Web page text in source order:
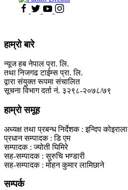
हाम्रो बारे
न्यूज हब नेपाल प्रा. लि.
तथा निजगढ टाईम्स प्रा. लि.
द्वारा संयुक्त रूपमा संचालित
सूचना विभाग दर्ता नं. ३२९८-२०७८/७९
हाम्रो समूह
अध्यक्ष तथा प्रबन्ध निर्देशक : इन्दिप कोइराला
प्रधान सम्पादक : डि एम
सम्पादक : ज्योती घिमिरे
सह-सम्पादक : सुरुचि भण्डारी
सह-सम्पादक : मोहन कुमार लामिछाने
सम्पर्क